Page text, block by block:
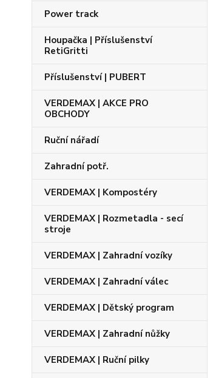
Power track
Houpačka | Příslušenství
RetiGritti
Příslušenství | PUBERT
VERDEMAX | AKCE PRO
OBCHODY
Ruční nářadí
Zahradní potř.
VERDEMAX | Kompostéry
VERDEMAX | Rozmetadla - secí
stroje
VERDEMAX | Zahradní vozíky
VERDEMAX | Zahradní válec
VERDEMAX | Dětský program
VERDEMAX | Zahradní nůžky
VERDEMAX | Ruční pilky